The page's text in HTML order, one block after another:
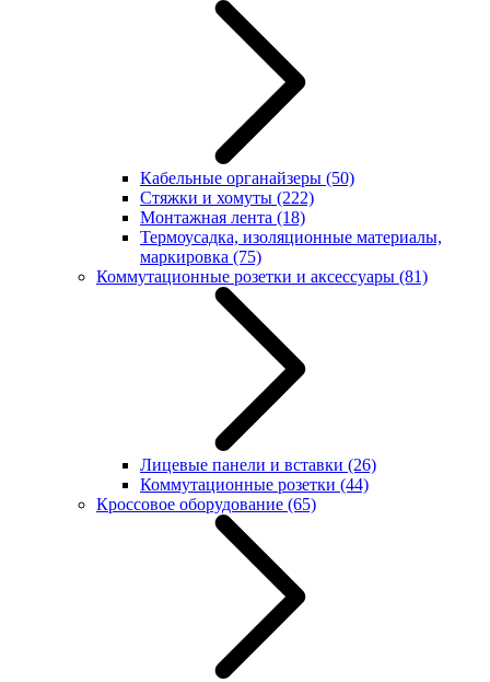
Кабельные органайзеры (50)
Стяжки и хомуты (222)
Монтажная лента (18)
Термоусадка, изоляционные материалы,
маркировка (75)
Коммутационные розетки и аксессуары (81)
Лицевые панели и вставки (26)
Коммутационные розетки (44)
Кроссовое оборудование (65)